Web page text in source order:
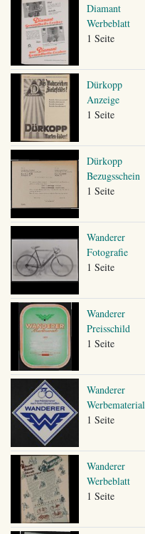
Diamant
Werbeblatt
1 Seite
Dürkopp
Anzeige
1 Seite
Dürkopp
Bezugsschein
1 Seite
Wanderer
Fotografie
1 Seite
Wanderer
Preisschild
1 Seite
Wanderer
Werbematerial
1 Seite
Wanderer
Werbeblatt
1 Seite